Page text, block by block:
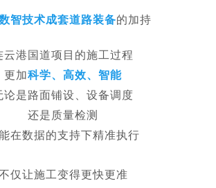
智技术成套道路装备的加持
云港国道项目的施工过程
更加科学、高效、智能
论是路面铺设、设备调度
还是质量检测
在数据的支持下精准执行
仅让施工变得更快更准